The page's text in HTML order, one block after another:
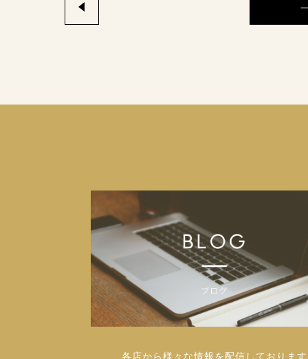
各店から様々な情報を配信しております